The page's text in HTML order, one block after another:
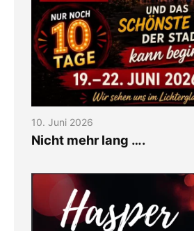
10. Juni 2026
Nicht mehr lang ….